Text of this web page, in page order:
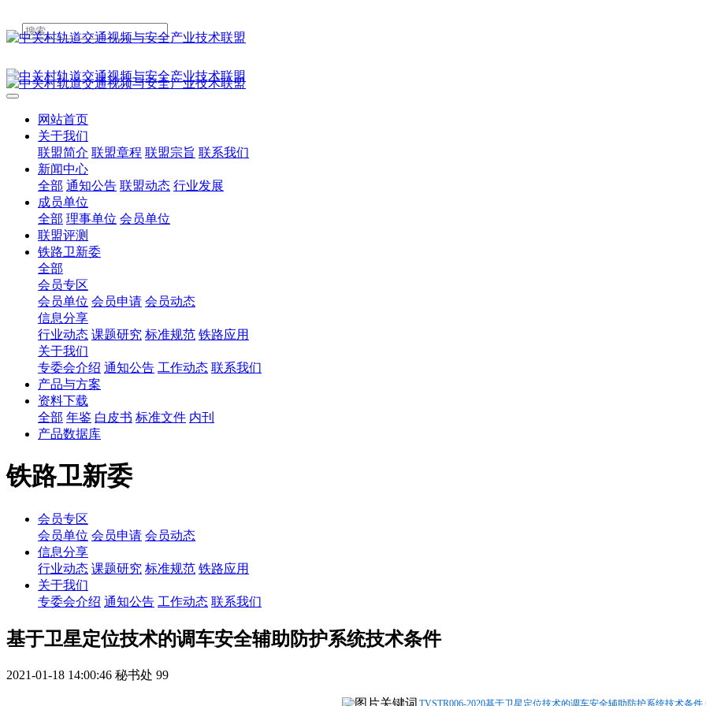
网站首页
关于我们
联盟简介 联盟章程 联盟宗旨 联系我们
新闻中心
全部 通知公告 联盟动态 行业发展
成员单位
全部 理事单位 会员单位
联盟评测
铁路卫新委
全部
会员专区
会员单位 会员申请 会员动态
信息分享
行业动态 课题研究 标准规范 铁路应用
关于我们
专委会介绍 通知公告 工作动态 联系我们
产品与方案
资料下载
全部 年鉴 白皮书 标准文件 内刊
产品数据库
铁路卫新委
会员专区
会员单位 会员申请 会员动态
信息分享
行业动态 课题研究 标准规范 铁路应用
关于我们
专委会介绍 通知公告 工作动态 联系我们
基于卫星定位技术的调车安全辅助防护系统技术条件
2021-01-18 14:00:46 秘书处 99
TVSTR006-2020基于卫星定位技术的调车安全辅助防护系统技术条件